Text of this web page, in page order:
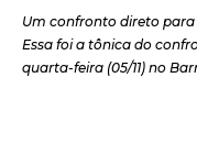
Um confronto direto
Essa foi a tônica do
quarta-feira (05/11) no